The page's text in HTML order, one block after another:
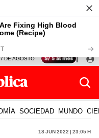
7 DE AGOSTO TINKA RESULTADOS
SOCIEDAD MUNDO
18 Jun 2022 | 23:05 h